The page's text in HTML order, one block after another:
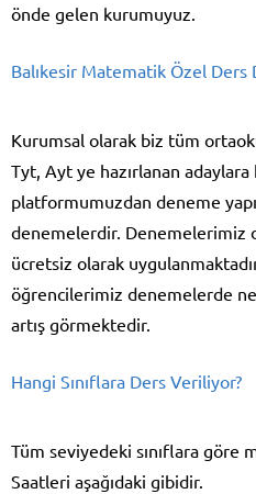
önde gelen kurumuyuz.
Balıkesir Matematik Özel Ders
Kurumsal olarak biz tüm
Tyt, Ayt ye hazırlanan
platformumuzdan deneme
denemelerdir. Denemelerimiz
ücretsiz olarak
öğrencilerimiz denemelerde
artış görmektedir.
Hangi Sınıflara Ders Veriliyor?
Tüm seviyedeki sınıflara göre
Saatleri aşağıdaki gibidir.